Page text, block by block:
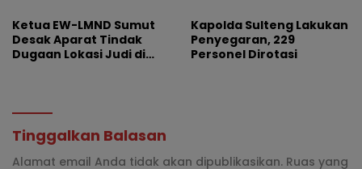
Dipertanyakan
Ketua EW-LMND Sumut
Desak Aparat Tindak
Dugaan Lokasi Judi di
Kapolda Sulteng Lakukan
Penyegaran, 229
Personel Dirotasi
Tinggalkan Balasan
Alamat email Anda tidak akan dipublikasikan. Ruas yang